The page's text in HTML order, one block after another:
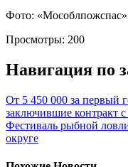
Фото: «Мособлпожспас»
Просмотры: 200
Навигация по
От 5 450 000 за первый
заключившие контракт
Фестиваль рыбной
округе